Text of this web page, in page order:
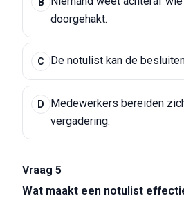
doorgehakt.
C De notulist kan de
D
Medewerkers bereiden
vergadering.
Vraag 5
Wat maakt een notulist